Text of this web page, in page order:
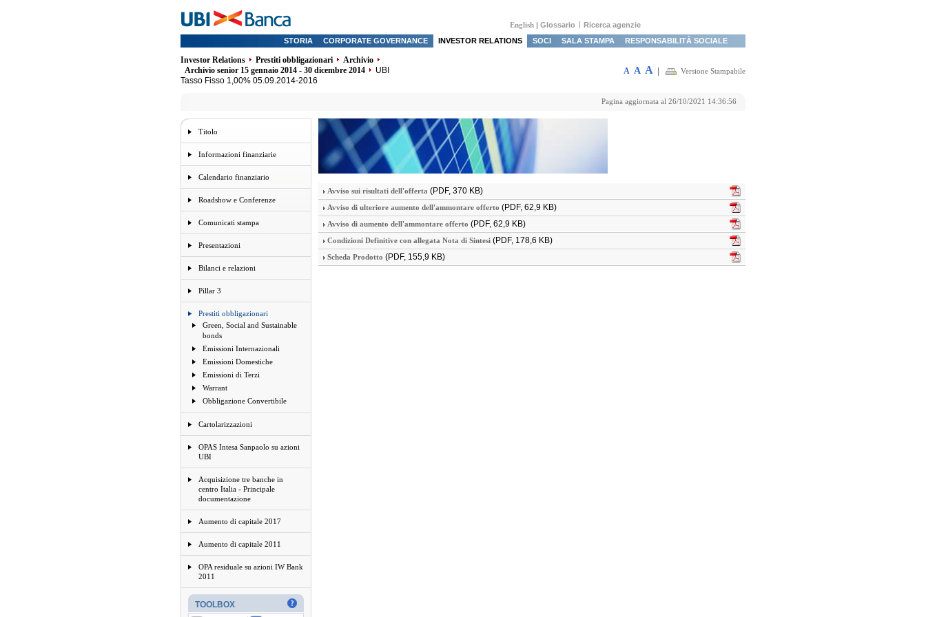
English | Glossario
Ricerca agenzie
STORIA
CORPORATE GOVERNANCE INVESTOR RELATIONS SOCI SALA STAMPA RESPONSABILITÀ SOCIALE
Investor Relations Prestiti obbligazionari
Archivio
Archivio senior 15 gennaio 2014 - 30 dicembre 2014
UBI
Tasso Fisso 1,00% 05.09.2014-2016
A A A Versione Stampabile
Pagina aggiornata al 26/10/2021 14:36:56
Titolo
Informazioni finanziarie
Calendario finanziario
Roadshow e Conferenze
Comunicati stampa
Presentazioni
Bilanci e relazioni
Pillar 3
Prestiti obbligazionari
Green, Social and Sustainable
bonds
Emissioni Internazionali
Emissioni Domestiche
Emissioni di Terzi
Warrant
Obbligazione Convertibile
Cartolarizzazioni
OPAS Intesa Sanpaolo su azioni
UBI
Acquisizione tre banche in
centro Italia - Principale
documentazione
Aumento di capitale 2017
Aumento di capitale 2011
OPA residuale su azioni IW Bank
2011
TOOLBOX
Avviso sui risultati dell'offerta (PDF, 370 KB)
Avviso di ulteriore aumento dell'ammontare offerto (PDF, 62,9 KB)
Avviso di aumento dell'ammontare offerto (PDF, 62,9 KB)
Condizioni Definitive con allegata Nota di Sintesi (PDF, 178,6 KB)
Scheda Prodotto (PDF, 155,9 KB)